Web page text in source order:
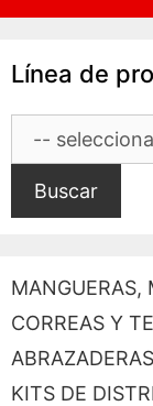
Línea de
Buscar
MANGUERAS,
CORREAS Y
ABRAZADERAS
KITS DE